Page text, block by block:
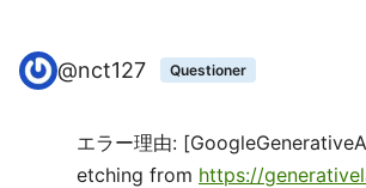
@nct127 Questioner
エラー理由:
etching from https://